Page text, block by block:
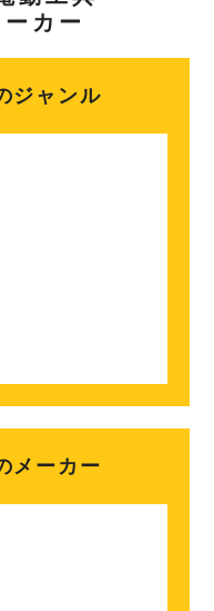
カー
ジャンル
メーカー